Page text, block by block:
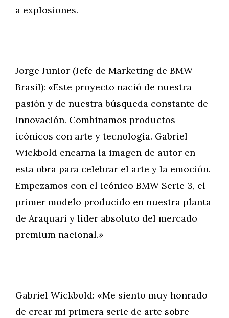
a explosiones.
Jorge Junior (Jefe de Marketing de BMW
Brasil): «Este proyecto nació de nuestra
pasión y de nuestra búsqueda constante de
innovación. Combinamos productos
icónicos con arte y tecnología. Gabriel
Wickbold encarna la imagen de autor en
esta obra para celebrar el arte y la emoción.
Empezamos con el icónico BMW Serie 3, el
primer modelo producido en nuestra planta
de Araquari y líder absoluto del mercado
premium nacional.»
Gabriel Wickbold: «Me siento muy honrado
de crear mi primera serie de arte sobre